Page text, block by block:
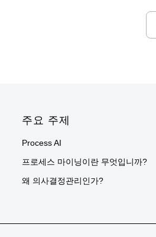
주요 주제
Process AI
프로세스 마이닝이란 무엇입니까?
왜 의사결정관리인가?